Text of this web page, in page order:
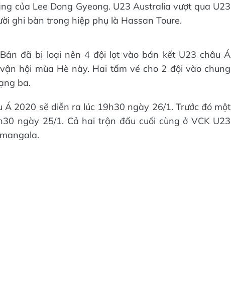
của Lee Dong Gyeong. U23 Australia vượt qua U23
ghi bàn trong hiệp phụ là Hassan Toure.
đã bị loại nên 4 đội lọt vào bán kết U23 châu Á
hội mùa Hè này. Hai tấm vé cho 2 đội vào chung
ba.
2020 sẽ diễn ra lúc 19h30 ngày 26/1. Trước đó một
ngày 25/1. Cả hai trận đấu cuối cùng ở VCK U23